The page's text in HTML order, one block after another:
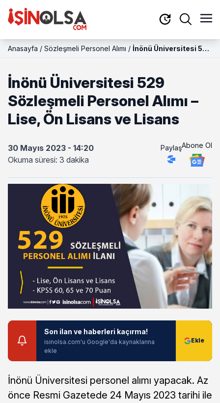
Anasayfa / Sözleşmeli Personel Alımı / İnönü Üniversitesi 529
ve Lisans
İnönü Üniversitesi 529
Sözleşmeli Personel Alımı –
Lise, Ön Lisans ve Lisans
30 Mayıs 2023 - 14:20
Okuma süresi: 3 dakika
PaylaşAbone Ol
Son ilan ve haberleri kaçırma!
isinolsa.com'u Google'da kaynaklarına
ekle
İnönü Üniversitesi personel alımı yapacak. Az
önce Resmi Gazetede 24 Mayıs 2023 tarihi ile